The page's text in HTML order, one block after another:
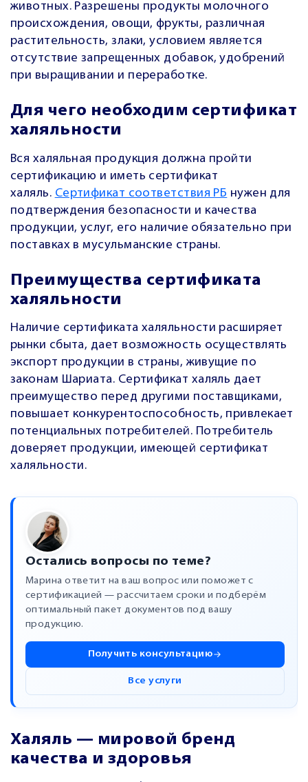
животных. Разрешены продукты молочного
происхождения, овощи, фрукты, различная
растительность, злаки, условием является
отсутствие запрещенных добавок, удобрений
при выращивании и переработке.
Для чего необходим сертификат
халяльности
Вся халяльная продукция должна пройти
сертификацию и иметь сертификат
халяль. Сертификат соответствия РБ нужен для
подтверждения безопасности и качества
продукции, услуг, его наличие обязательно при
поставках в мусульманские страны.
Преимущества сертификата
халяльности
Наличие сертификата халяльности расширяет
рынки сбыта, дает возможность осуществлять
экспорт продукции в страны, живущие по
законам Шариата. Сертификат халяль дает
преимущество перед другими поставщиками,
повышает конкурентоспособность, привлекает
потенциальных потребителей. Потребитель
доверяет продукции, имеющей сертификат
халяльности.
Остались вопросы по теме?
Марина ответит на ваш вопрос или поможет с
сертификацией — рассчитаем сроки и подберём
оптимальный пакет документов под вашу
продукцию.
Получить консультацию
Все услуги
Халяль — мировой бренд
качества и здоровья